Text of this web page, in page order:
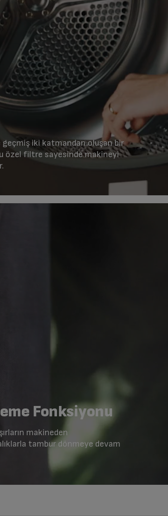
geçmiş iki katmandan oluşan bir
özel filtre sayesinde makineyi
Fonksiyonu
makineden
tambur dönmeye devam